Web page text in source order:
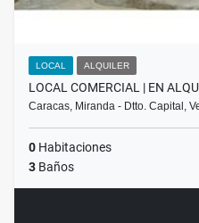
LOCAL ALQUILER
LOCAL COMERCIAL | EN
Caracas, Miranda - Dtto. Capital,
0 Habitaciones
3 Baños